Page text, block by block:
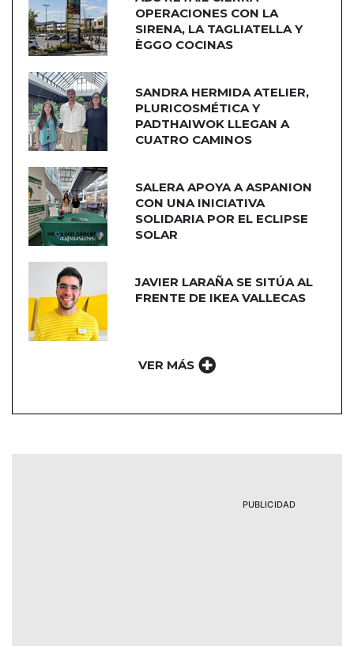
OPERACIONES CON LA
SIRENA, LA TAGLIATELLA Y
ÈGGO COCINAS
SANDRA HERMIDA ATELIER,
PLURICOSMÉTICA Y
PADTHAIWOK LLEGAN A
CUATRO CAMINOS
SALERA APOYA A ASPANION
CON UNA INICIATIVA
SOLIDARIA POR EL ECLIPSE
SOLAR
JAVIER LARAÑA SE SITÚA AL
FRENTE DE IKEA VALLECAS
VER MÁS
PUBLICIDAD